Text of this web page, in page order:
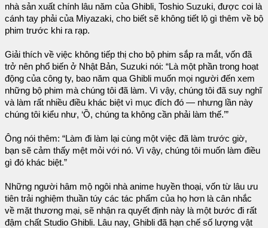
nhà sản xuất chính lâu năm của Ghibli, Toshio Suzuki, được coi là
cánh tay phải của Miyazaki, cho biết sẽ không tiết lộ gì thêm về bộ
phim trước khi ra rạp.
Giải thích về việc không tiếp thị cho bộ phim sắp ra mắt, vốn đã
trở nên phổ biến ở Nhật Bản, Suzuki nói: “Là một phần trong hoạt
động của công ty, bao năm qua Ghibli muốn mọi người đến xem
những bộ phim mà chúng tôi đã làm. Vì vậy, chúng tôi đã suy nghĩ
và làm rất nhiều điều khác biệt vì mục đích đó — nhưng lần này
chúng tôi kiểu như, ‘Ồ, chúng ta không cần phải làm thế.’”
Ông nói thêm: “Làm đi làm lại cùng một việc đã làm trước giờ,
bạn sẽ cảm thấy mệt mỏi với nó. Vì vậy, chúng tôi muốn làm điều
gì đó khác biệt.”
Những người hâm mộ ngôi nhà anime huyền thoại, vốn từ lâu ưu
tiên trải nghiệm thuần túy các tác phẩm của họ hơn là cân nhắc
về mặt thương mại, sẽ nhận ra quyết định này là một bước đi rất
đậm chất Studio Ghibli. Lâu nay, Ghibli đã hạn chế số lượng vật